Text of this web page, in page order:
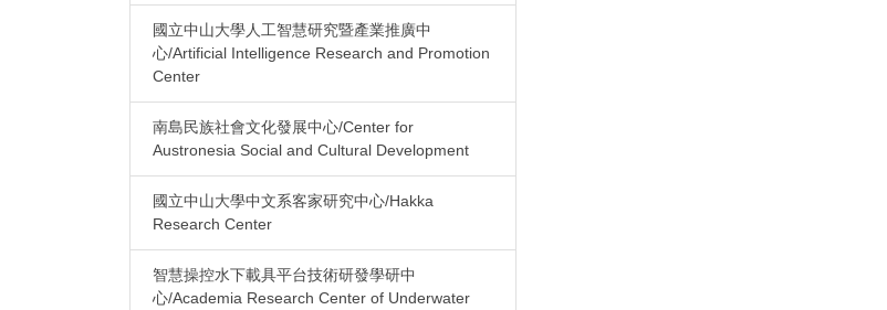
國立中山大學人工智慧研究暨產業推廣中
心/Artificial Intelligence Research and Promotion
Center
南島民族社會文化發展中心/Center for
Austronesia Social and Cultural Development
國立中山大學中文系客家研究中心/Hakka
Research Center
智慧操控水下載具平台技術研發學研中
心/Academia Research Center of Underwater